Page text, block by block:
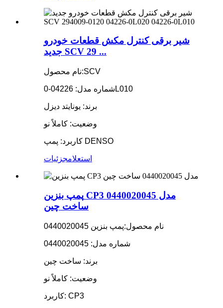
شیر برقی کنترل مکش قطعات خودرو
جدید SCV 29 ...
نام محصول:SCV
شماره مدل: 04226-0L010
برند: یونایتد دیزل
وضعیت: کاملاً نو
کاربرد: پمپ DENSO
استعلامجزئیات
پمپ بنزین CP3 مدل 0440020045
ساخت چین
نام محصول:پمپ بنزین 0440020045
شماره مدل: 0440020045
برند: ساخت چین
وضعیت: کاملاً نو
کاربرد: CP3